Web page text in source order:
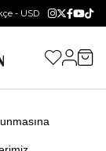
- USD